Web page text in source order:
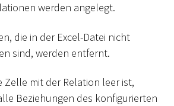
werden angelegt.
die in der Excel-Datei nicht
sind, werden entfernt.
Zelle mit der Relation leer ist,
Beziehungen des konfigurierten